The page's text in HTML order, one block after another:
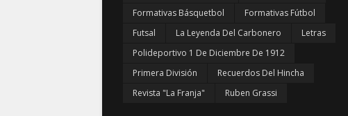
Formativas Básquetbol
Formativas Fútbol
Futsal
La Leyenda Del Carbonero
Letras
Polideportivo 1 De Diciembre De 1912
Primera División
Recuerdos Del Hincha
Revista "La Franja"
Ruben Grassi